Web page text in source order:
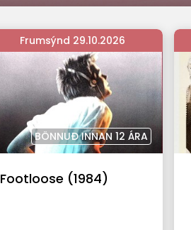
Frumsýnd 29.10.2026
BÖNNUÐ INNAN 12 ÁRA
Footloose (1984)